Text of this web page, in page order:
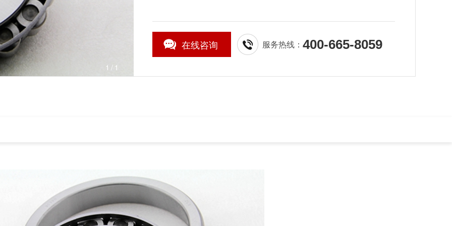
1 /1
在线咨询 服务热线： 400-665-8059